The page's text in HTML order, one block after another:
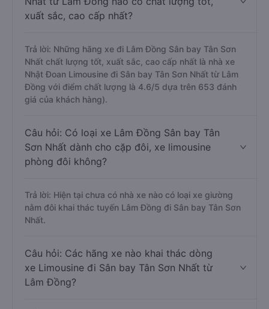
xuất sắc, cao cấp nhất?
Trả lời: Những hãng xe đi Lâm Đồng Sân bay Tân Sơn
Nhất chất lượng tốt, xuất sắc, cao cấp nhất là nhà xe
Nhật Đoan Limousine đi Sân bay Tân Sơn Nhất từ Lâm
Đồng với điểm chất lượng là 4.6/5 dựa trên 653 đánh
giá của khách hàng).
Câu hỏi: Có loại xe Lâm Đồng Sân bay Tân
Sơn Nhất dành cho cặp đôi, xe limousine
phòng đôi không?
Trả lời: Hiện tại chưa có nhà xe nào có loại xe giường
nằm đôi khai thác tuyến Lâm Đồng đi Sân bay Tân Sơn
Nhất.
Câu hỏi: Các hãng xe nào khai thác dòng
xe Limousine đi Sân bay Tân Sơn Nhất từ
Lâm Đồng?